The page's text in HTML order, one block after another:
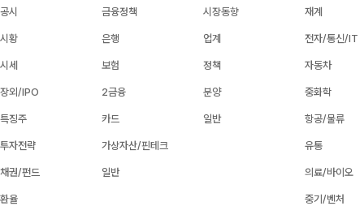
공시
시황
시세
장외/IPO
특징주
투자전략
채권/펀드
환율
금융정책
은행
보험
2금융
카드
가상자산/핀테크
일반
시장동향
업계
정책
분양
일반
재계
전자/통신/IT
자동차
중화학
항공/물류
유통
의료/바이오
중기/벤처